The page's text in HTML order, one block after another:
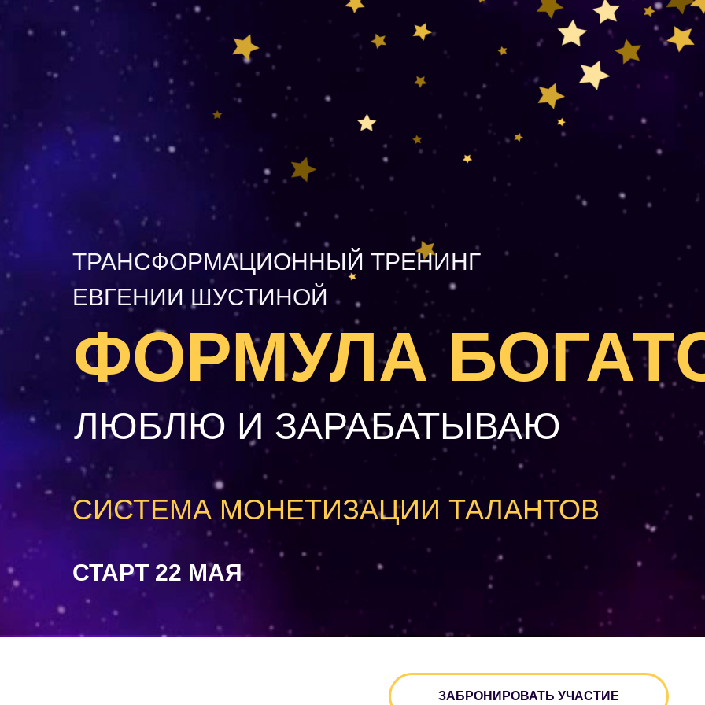
ТРАНСФОРМАЦИОННЫЙ ТРЕНИНГ
ЕВГЕНИИ ШУСТИНОЙ
ФОРМУЛА
ЛЮБЛЮ И ЗАРАБАТЫВАЮ
СИСТЕМА МОНЕТИЗАЦИИ ТАЛАНТОВ
СТАРТ 22 МАЯ
ЗАБРОНИРОВАТЬ УЧАСТИЕ